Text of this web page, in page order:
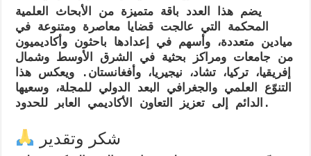
يضم هذا العدد باقة متميزة من الأبحاث العلمية
المحكمة التي عالجت قضايا معاصرة ومتنوعة في
ميادين متعددة، وأسهم في إعدادها باحثون وأكاديميون
من جامعات ومراكز بحثية في الشرق الأوسط وشمال
إفريقيا، تركيا، تشاد، نيجيريا، وأفغانستان . ويعكس هذا
التنوّع العلمي والجغرافي البعد الدولي للمجلة، وسعيها
الدائم إلى تعزيز التعاون الأكاديمي العابر للحدود .
شكر وتقدير